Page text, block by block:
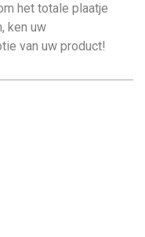
het totale plaatje
ken uw
van uw product!